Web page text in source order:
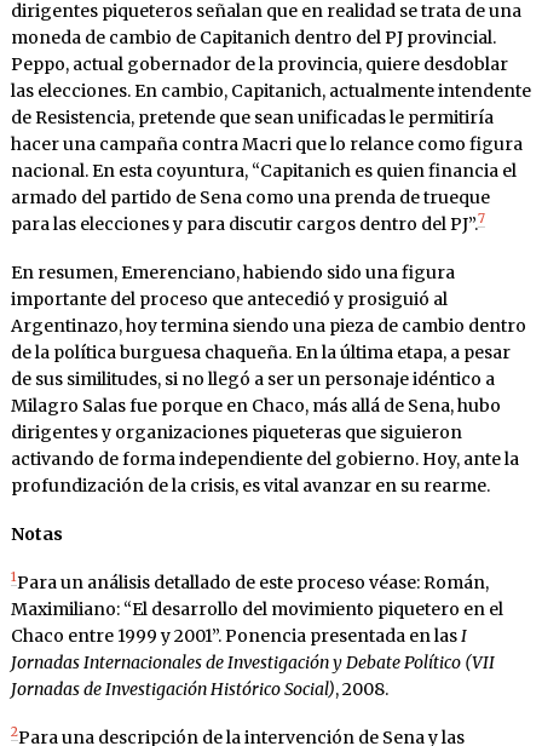
dirigentes piqueteros señalan que en realidad se trata de una
moneda de cambio de Capitanich dentro del PJ provincial.
Peppo, actual gobernador de la provincia, quiere desdoblar
las elecciones. En cambio, Capitanich, actualmente intendente
de Resistencia, pretende que sean unificadas le permitiría
hacer una campaña contra Macri que lo relance como figura
nacional. En esta coyuntura, “Capitanich es quien financia el
armado del partido de Sena como una prenda de trueque
para las elecciones y para discutir cargos dentro del PJ”.7
En resumen, Emerenciano, habiendo sido una figura
importante del proceso que antecedió y prosiguió al
Argentinazo, hoy termina siendo una pieza de cambio dentro
de la política burguesa chaqueña. En la última etapa, a pesar
de sus similitudes, si no llegó a ser un personaje idéntico a
Milagro Salas fue porque en Chaco, más allá de Sena, hubo
dirigentes y organizaciones piqueteras que siguieron
activando de forma independiente del gobierno. Hoy, ante la
profundización de la crisis, es vital avanzar en su rearme.
Notas
1Para un análisis detallado de este proceso véase: Román,
Maximiliano: “El desarrollo del movimiento piquetero en el
Chaco entre 1999 y 2001”. Ponencia presentada en lasI
Jornadas Internacionales de Investigación y Debate Político (VII
Jornadas de Investigación Histórico Social), 2008.
2Para una descripción de la intervención de Sena y las